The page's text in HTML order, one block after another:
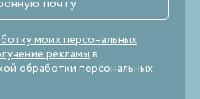
моих персональных
рекламы в
обработки персональных